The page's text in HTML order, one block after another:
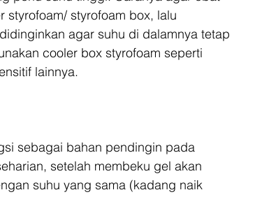
styrofoam/ styrofoam box, lalu
agar suhu di dalamnya tetap
cooler box styrofoam seperti
lainnya.
sebagai bahan pendingin pada
setelah membeku gel akan
suhu yang sama (kadang naik